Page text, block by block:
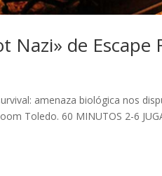
Nazi» de Escape
amenaza biológica nos
Toledo. 60 MINUTOS 2-6